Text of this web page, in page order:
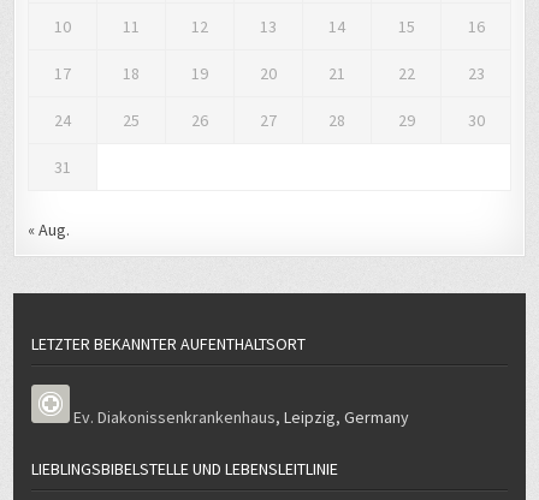
10 11 12 13 14 15 16
17 18 19 20 21 22 23
24 25 26 27 28 29 30
31
« Aug.
LETZTER BEKANNTER AUFENTHALTSORT
Ev. Diakonissenkrankenhaus,Leipzig,Germany
LIEBLINGSBIBELSTELLE UND LEBENSLEITLINIE